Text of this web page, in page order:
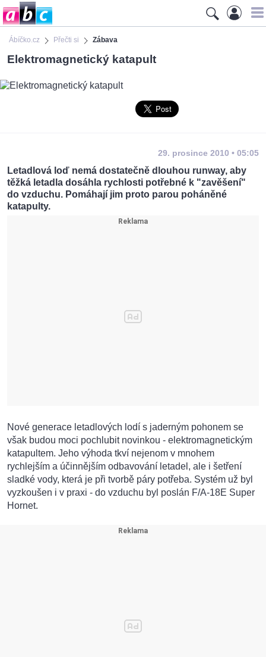
Ábíčko.cz Přečti si Zábava
Elektromagnetický katapult
29. prosince 2010 • 05:05
Letadlová loď nemá dostatečně dlouhou runway, aby
těžká letadla dosáhla rychlosti potřebné k "zavěšení"
do vzduchu. Pomáhají jim proto parou poháněné
katapulty.
Nové generace letadlových lodí s jaderným pohonem se
však budou moci pochlubit novinkou - elektromagnetickým
katapultem. Jeho výhoda tkví nejenom v mnohem
rychlejším a účinnějším odbavování letadel, ale i šetření
sladké vody, která je při tvorbě páry potřeba. Systém už byl
vyzkoušen i v praxi - do vzduchu byl poslán F/A-18E Super
Hornet.